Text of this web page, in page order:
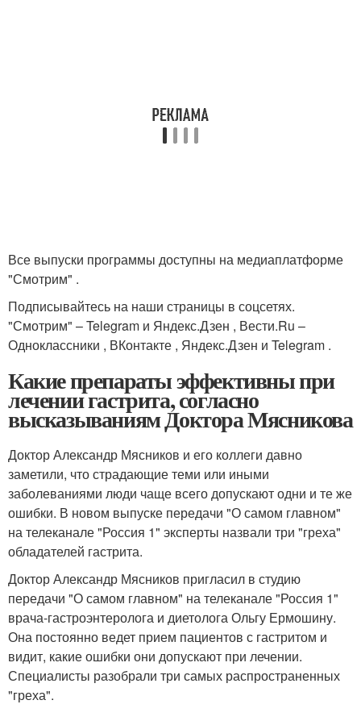
Все выпуски программы доступны на медиаплатформе
"Смотрим" .
Подписывайтесь на наши страницы в соцсетях.
"Смотрим" – Telegram и Яндекс.Дзен , Вести.Ru –
Одноклассники , ВКонтакте , Яндекс.Дзен и Telegram .
Какие препараты эффективны при
лечении гастрита, согласно
высказываниям Доктора Мясникова
Доктор Александр Мясников и его коллеги давно
заметили, что страдающие теми или иными
заболеваниями люди чаще всего допускают одни и те же
ошибки. В новом выпуске передачи "О самом главном"
на телеканале "Россия 1" эксперты назвали три "греха"
обладателей гастрита.
Доктор Александр Мясников пригласил в студию
передачи "О самом главном" на телеканале "Россия 1"
врача-гастроэнтеролога и диетолога Ольгу Ермошину.
Она постоянно ведет прием пациентов с гастритом и
видит, какие ошибки они допускают при лечении.
Специалисты разобрали три самых распространенных
"греха".